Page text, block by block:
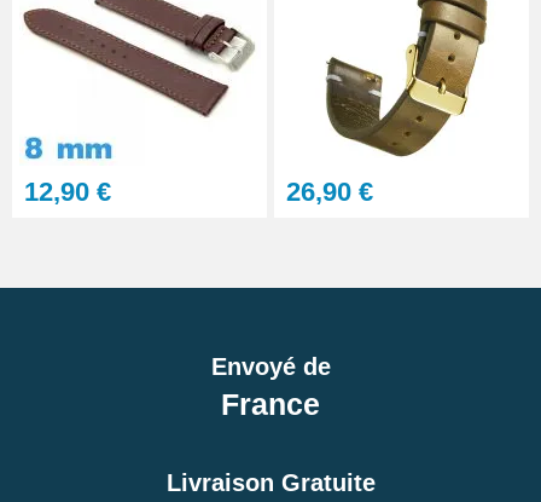
12,90 € 26,90 €
Envoyé de
France
Livraison Gratuite